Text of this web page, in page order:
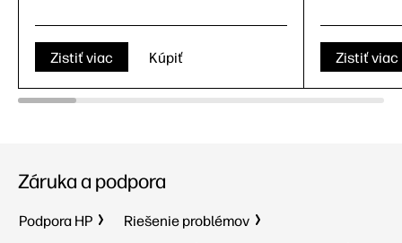
Zistiť viac Kúpiť Zistiť viac
Záruka a podpora
Podpora HP
Riešenie problémov